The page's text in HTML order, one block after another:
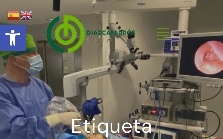
Abrir barra de herramientas
Etiqueta